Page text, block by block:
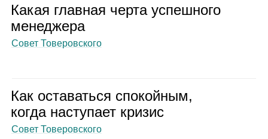
Какая глав­ная черта успеш­ного
мене­джера
Совет Товеровского
Как оста­ваться спо­кой­ным,
когда насту­пает кри­зис
Совет Товеровского